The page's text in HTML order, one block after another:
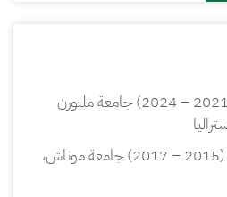
دكتوراه في المحاسبة (2021 – 2024) جامعة ملبورن
ماجستير في المحاسبة (2015 – 2017) جامعة موناش،